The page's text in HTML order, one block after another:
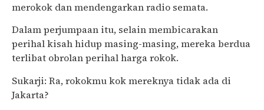
merokok dan mendengarkan radio semata.
Dalam perjumpaan itu, selain membicarakan
perihal kisah hidup masing-masing, mereka berdua
terlibat obrolan perihal harga rokok.
Sukarji: Ra, rokokmu kok mereknya tidak ada di
Jakarta?